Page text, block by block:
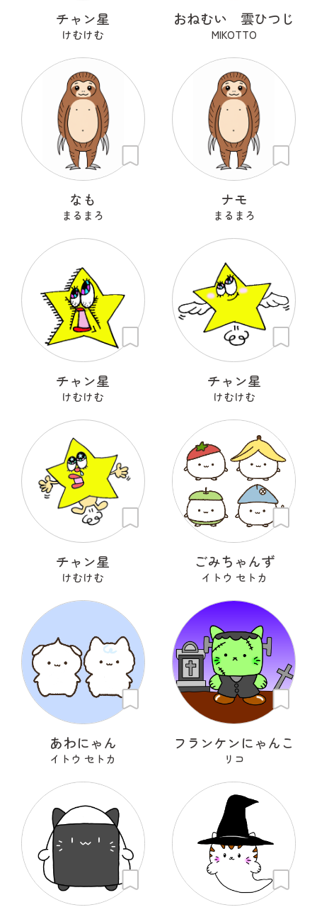
チャン星
けむけむ
おねむい 雲ひつじ
MIKOTTO
なも
まるまろ
ナモ
まるまろ
チャン星
けむけむ
チャン星
けむけむ
チャン星
けむけむ
ごみちゃんず
イトウ セトカ
あわにゃん
イトウ セトカ
フランケンにゃんこ
リコ